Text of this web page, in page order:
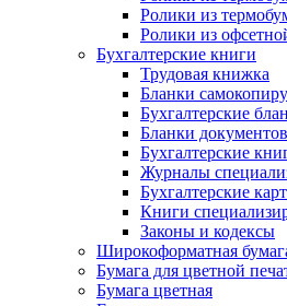
Ролики из
Ролики из
Бухгалтерские книги
Трудовая книжка
Бланки
Бухгалтерские
Бланки документов
Бухгалтерские
Журналы
Бухгалтерские
Книги
Законы и кодексы
Широкоформатная
Бумага для цветной
Бумага цветная